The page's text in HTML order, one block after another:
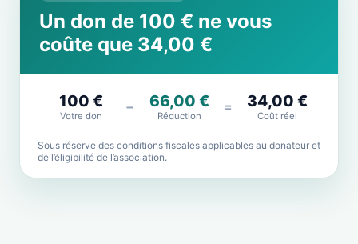
Un don de 100 € ne vous
coûte que 34,00 €
100 €
Votre don
− 66,00 €
Réduction
= 34,00 €
Coût réel
Sous réserve des conditions fiscales applicables au donateur et
de l’éligibilité de l’association.